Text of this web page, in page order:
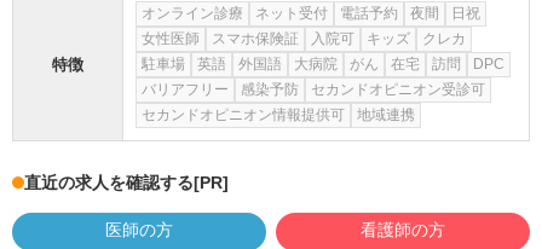
特徴
オンライン診療 ネット受付 電話予約 夜間
日祝
女性医師
スマホ保険証 入院可 キッズ
クレカ
駐車場
英語 外国語 大病院 がん 在宅 訪問
DPC
バリアフリー
感染予防
セカンドオピニオン受診可
セカンドオピニオン情報提供可
地域連携
直近の求人を確認する[PR]
医師の方 看護師の方